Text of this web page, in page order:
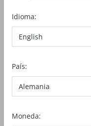
Bildergalerie überspringen
Idioma:
País:
Moneda: